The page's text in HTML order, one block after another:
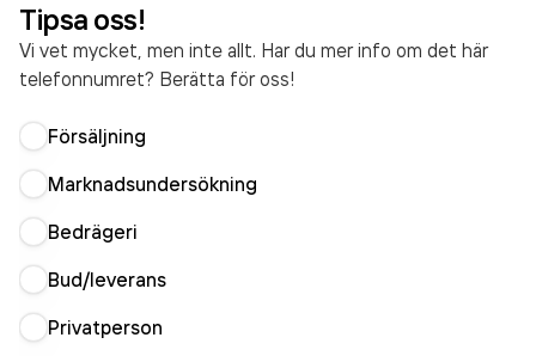
Tipsa oss!
Vi vet mycket, men inte allt. Har du mer info om det här
telefonnumret? Berätta för oss!
Försäljning
Marknadsundersökning
Bedrägeri
Bud/leverans
Privatperson